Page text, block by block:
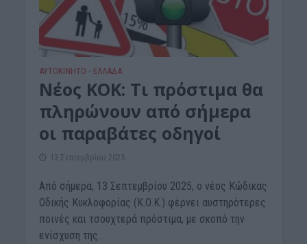
ΑΥΤΟΚΙΝΗΤΟ • ΕΛΛΑΔΑ
Νέος ΚΟΚ: Τι πρόστιμα θα
πληρώνουν από σήμερα
οι παραβάτες οδηγοί
13 Σεπτεμβρίου 2025
Από σήμερα, 13 Σεπτεμβρίου 2025, ο νέος Κώδικας
Οδικής Κυκλοφορίας (Κ.Ο.Κ.) φέρνει αυστηρότερες
ποινές και τσουχτερά πρόστιμα, με σκοπό την
ενίσχυση της...